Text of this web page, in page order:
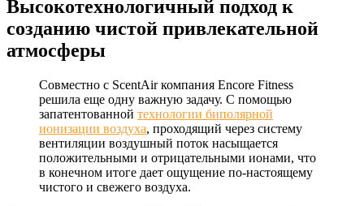
Высокотехнологичный подход к
созданию чистой привлекательной
атмосферы
Совместно с ScentAir компания Encore Fitness
решила еще одну важную задачу. С помощью
запатентованной технологии биполярной
ионизации воздуха, проходящий через систему
вентиляции воздушный поток насыщается
положительными и отрицательными ионами, что
в конечном итоге дает ощущение по-настоящему
чистого и свежего воздуха.